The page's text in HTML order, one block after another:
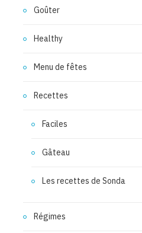
Goûter
Healthy
Menu de fêtes
Recettes
Faciles
Gâteau
Les recettes de Sonda
Régimes